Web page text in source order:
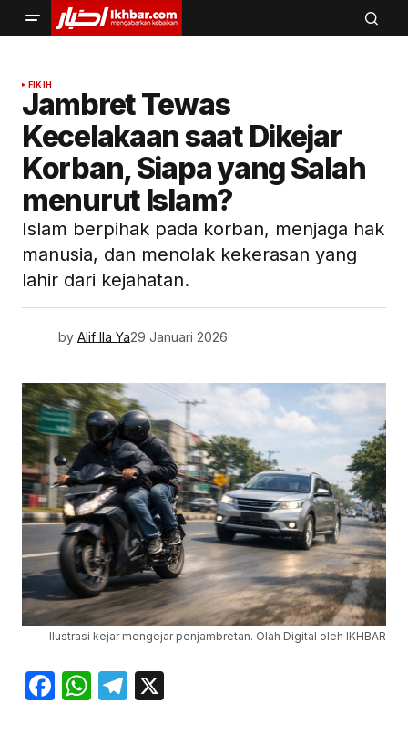
FIKIH
Jambret Tewas
Kecelakaan saat Dikejar
Korban, Siapa yang Salah
menurut Islam?
Islam berpihak pada korban, menjaga hak
manusia, dan menolak kekerasan yang
lahir dari kejahatan.
by Alif Ila Ya29 Januari 2026
Ilustrasi kejar mengejar penjambretan. Olah Digital oleh IKHBAR
Facebook
WhatsApp
Telegram